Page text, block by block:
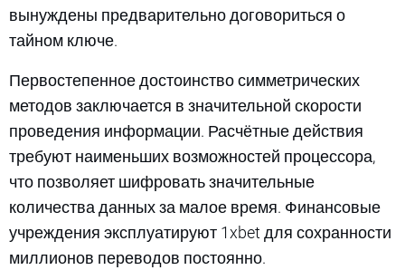
вынуждены предварительно договориться о
тайном ключе.
Первостепенное достоинство симметрических
методов заключается в значительной скорости
проведения информации. Расчётные действия
требуют наименьших возможностей процессора,
что позволяет шифровать значительные
количества данных за малое время. Финансовые
учреждения эксплуатируют 1xbet для сохранности
миллионов переводов постоянно.